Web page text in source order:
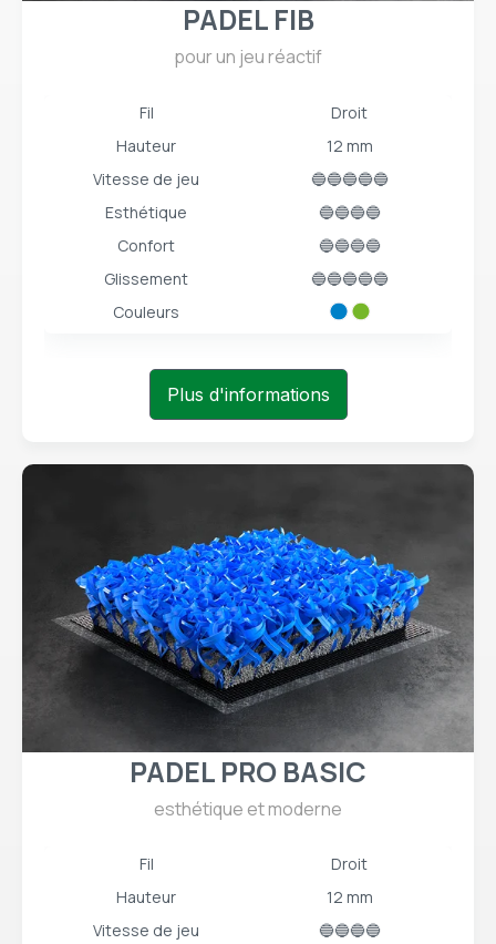
PADEL FIB
pour un jeu réactif
Fil
Droit
Hauteur
12 mm
Vitesse de jeu
🔵🔵🔵🔵🔵
Esthétique
🔵🔵🔵🔵
Confort
🔵🔵🔵🔵
Glissement
🔵🔵🔵🔵🔵
Couleurs
Plus d'informations
PADEL PRO BASIC
esthétique et moderne
Fil
Droit
Hauteur
12 mm
Vitesse de jeu
🔵🔵🔵🔵